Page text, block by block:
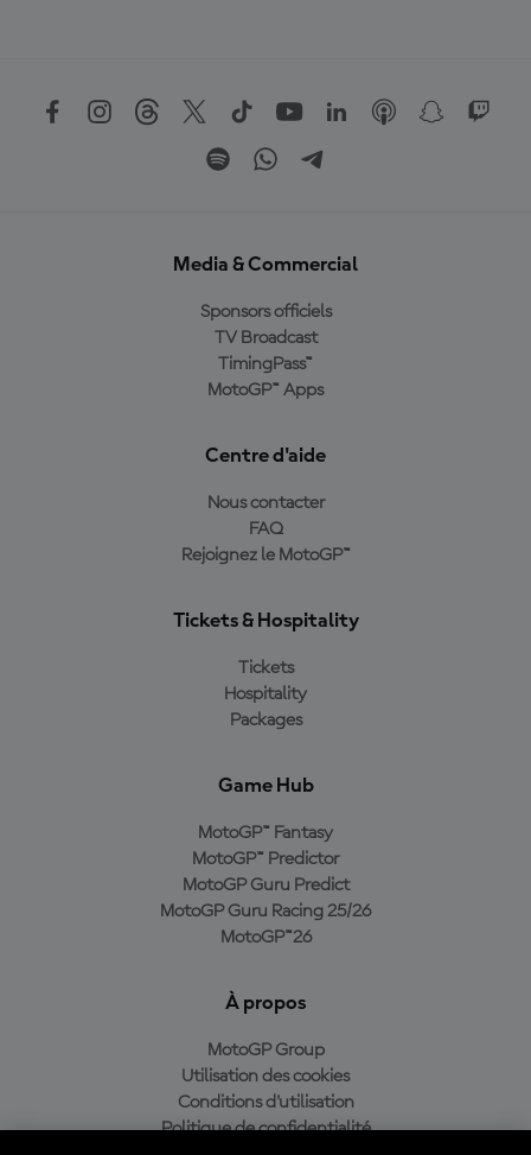
Media & Commercial
Sponsors officiels
TV Broadcast
TimingPass™
MotoGP™ Apps
Centre d'aide
Nous contacter
FAQ
Rejoignez le MotoGP™
Tickets & Hospitality
Tickets
Hospitality
Packages
Game Hub
MotoGP™ Fantasy
MotoGP™ Predictor
MotoGP Guru Predict
MotoGP Guru Racing 25/26
MotoGP™26
À propos
MotoGP Group
Utilisation des cookies
Conditions d'utilisation
Politique de confidentialité